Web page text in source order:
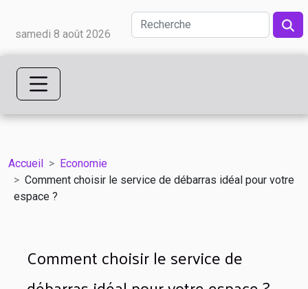
samedi 8 août 2026
Accueil
Economie
Comment choisir le service de débarras idéal pour votre
espace ?
Comment choisir le service de